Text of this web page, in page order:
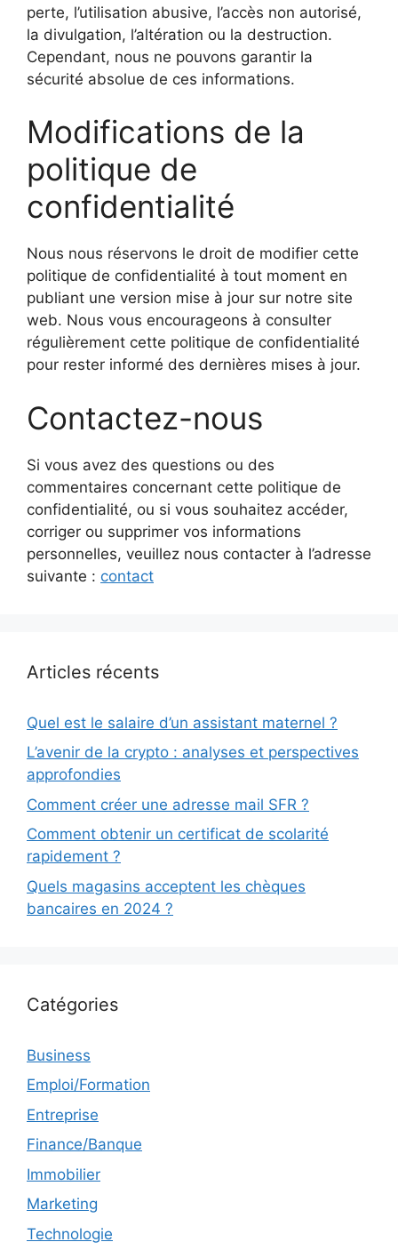
perte, l’utilisation abusive, l’accès non autorisé,
la divulgation, l’altération ou la destruction.
Cependant, nous ne pouvons garantir la
sécurité absolue de ces informations.
Modifications de la
politique de
confidentialité
Nous nous réservons le droit de modifier cette
politique de confidentialité à tout moment en
publiant une version mise à jour sur notre site
web. Nous vous encourageons à consulter
régulièrement cette politique de confidentialité
pour rester informé des dernières mises à jour.
Contactez-nous
Si vous avez des questions ou des
commentaires concernant cette politique de
confidentialité, ou si vous souhaitez accéder,
corriger ou supprimer vos informations
personnelles, veuillez nous contacter à l’adresse
suivante : contact
Articles récents
Quel est le salaire d’un assistant maternel ?
L’avenir de la crypto : analyses et perspectives
approfondies
Comment créer une adresse mail SFR ?
Comment obtenir un certificat de scolarité
rapidement ?
Quels magasins acceptent les chèques
bancaires en 2024 ?
Catégories
Business
Emploi/Formation
Entreprise
Finance/Banque
Immobilier
Marketing
Technologie